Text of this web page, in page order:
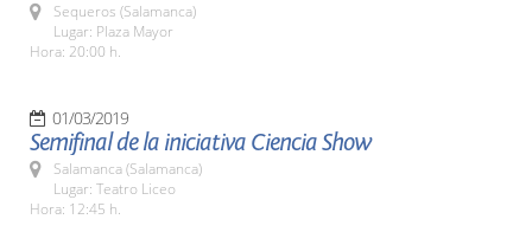
Sequeros (Salamanca)
Lugar: Plaza Mayor
Hora: 20:00 h.
01/03/2019
Semifinal de la iniciativa Ciencia Show
Salamanca (Salamanca)
Lugar: Teatro Liceo
Hora: 12:45 h.